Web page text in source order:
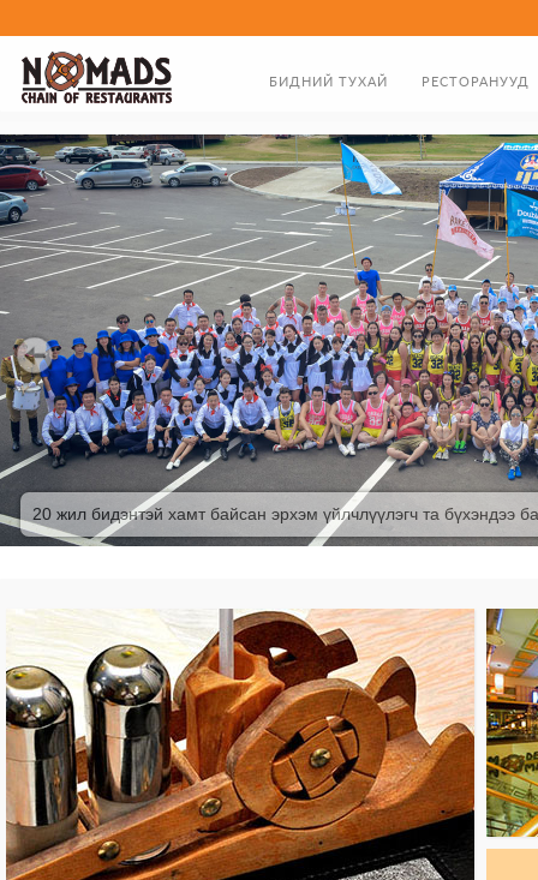
РЕСТОРАНУУД
ХООЛНЫ ЦЭС
БИДНИЙ ТУХАЙ
ТАНИЛЦУУЛГА
ЗАХИРЛЫН МЭНДЧИЛГЭЭ
БИДНИЙ ТҮҮХЭН ЗАМНАЛ
20 жил бидэнтэй хамт байсан эрхэм үйлчлүүлэгч та бүхэндээ